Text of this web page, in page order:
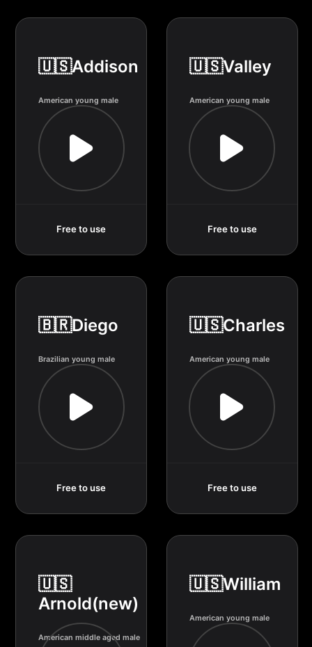
🇺🇸Addison
American young male
Free to use
🇺🇸Valley
American young male
Free to use
🇧🇷Diego
Brazilian young male
Free to use
🇺🇸Charles
American young male
Free to use
🇺🇸
Arnold(new)
American middle aged male
🇺🇸William
American young male